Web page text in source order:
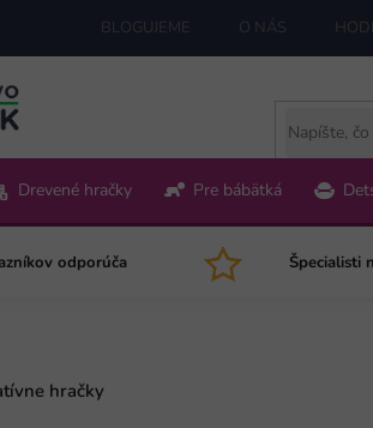
BLOGUJEME O NÁS
Drevené hračky Pre bábätká
odporúča Špecialisti
hračky